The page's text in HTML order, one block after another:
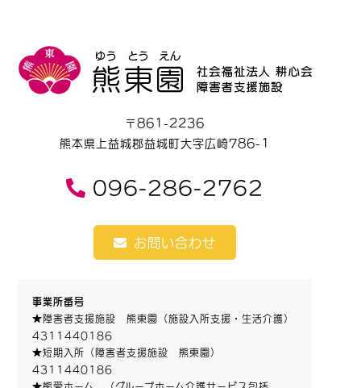
〒861-2236
熊本県上益城郡益城町大字広崎786-1
096-286-2762
お問い合わせ
事業所番号
★障害者支援施設 熊東園（施設入所支援・生活介護）
4311440186
★短期入所（障害者支援施設 熊東園）
4311440186